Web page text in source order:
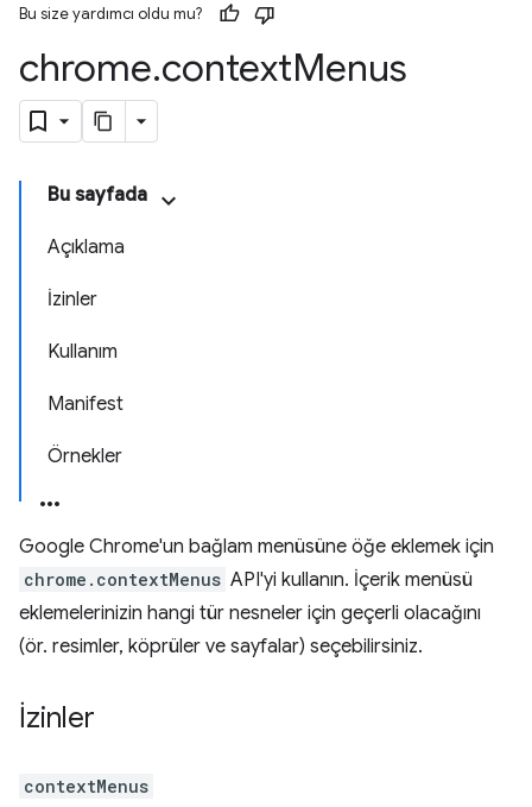
Bu size yardımcı oldu mu?
chrome.contextMenus
Bu sayfada
Açıklama
İzinler
Kullanım
Manifest
Örnekler
Google Chrome'un bağlam menüsüne öğe eklemek için
chrome.contextMenus API'yi kullanın. İçerik menüsü
eklemelerinizin hangi tür nesneler için geçerli olacağını
(ör. resimler, köprüler ve sayfalar) seçebilirsiniz.
İzinler
contextMenus